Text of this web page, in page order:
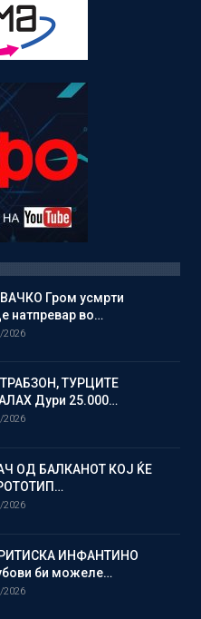
Гром усмрти
натпревар во…
2026
ТУРЦИТЕ
Дури 25.000…
2026
ОД БАЛКАНОТ КОЈ ЌЕ
2026
ИНФАНТИНО
би можеле…
2026